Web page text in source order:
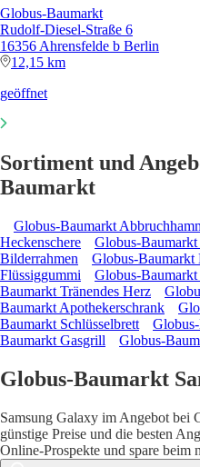
Globus-Baumarkt
Rudolf-Diesel-Straße 6
16356 Ahrensfelde b Berlin
12,15 km
geöffnet
Sortiment und
Baumarkt
Globus-Baumarkt
Heckenschere
Globus-Baumarkt
Bilderrahmen
Globus-Baumarkt
Flüssiggummi
Globus-
Baumarkt Tränendes Herz
Baumarkt Apothekerschrank
Baumarkt Schlüsselbrett
Baumarkt Gasgrill
Globus-
Globus-Baumarkt
Samsung Galaxy im Angebot bei
günstige Preise und die besten
Online-Prospekte und spare beim